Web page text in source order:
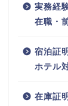
実務経
在職・
宿泊証
ホテル
在庫証